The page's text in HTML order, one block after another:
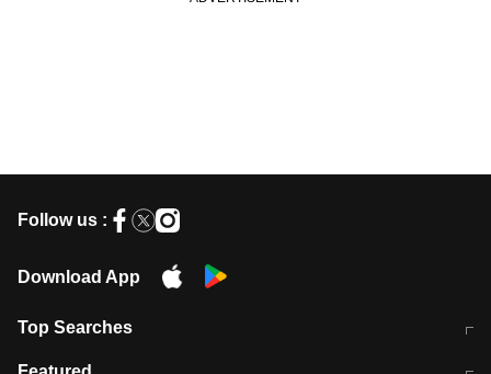
Follow us :
Download App
Top Searches
मुंबई में लगे 'जेन जी' के पोस्टर, लिखा- 'मैं